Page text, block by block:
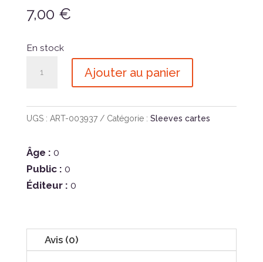
7,00 €
En stock
Shield
Crypt
Dual
Matte
Ajouter au panier
UGS : ART-003937 Catégorie : Sleeves cartes
Âge : 0
Public : 0
Éditeur : 0
Avis (0)